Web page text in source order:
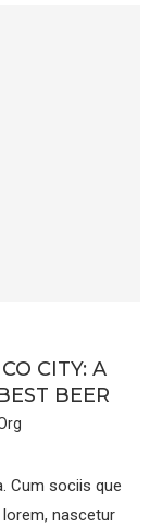
CITY: A
BEER
Cum sociis que
nascetur